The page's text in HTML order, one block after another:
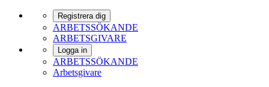
Registrera dig
ARBETSSÖKANDE
ARBETSGIVARE
Logga in
ARBETSSÖKANDE
Arbetsgivare